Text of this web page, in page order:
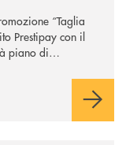
“Taglia
Prestipay con il
piano di